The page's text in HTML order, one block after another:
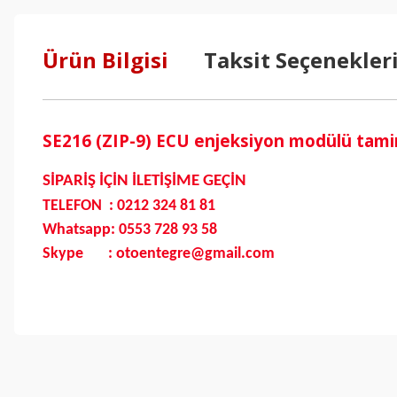
Ürün Bilgisi Taksit Seçenekleri
SE216 (ZIP-9) ECU enjeksiyon modülü
SİPARİŞ İÇİN İLETİŞİME GEÇİN
TELEFON : 0212 324 81 81
Whatsapp: 0553 728 93 58
Skype : otoentegre@gmail.com